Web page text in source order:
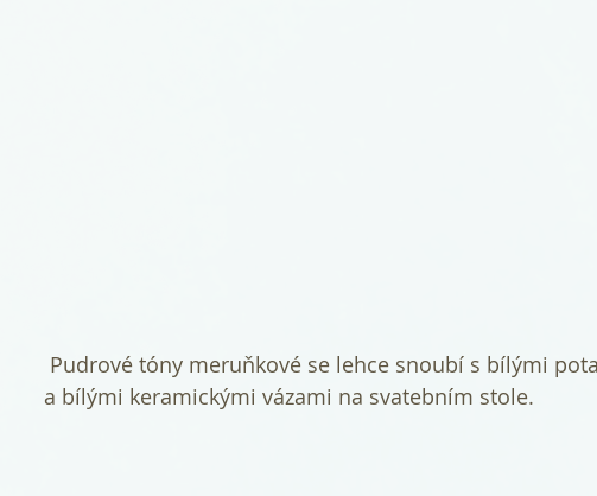
a bílými keramickými vázami na svatebním stole.